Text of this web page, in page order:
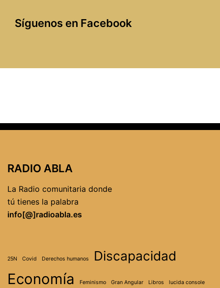
Síguenos en Facebook
RADIO ABLA
La Radio comunitaria donde
tú tienes la palabra
info[@]radioabla.es
25N Covid Derechos humanos Discapacidad
Economía Feminismo Gran Angular Libros lucida console